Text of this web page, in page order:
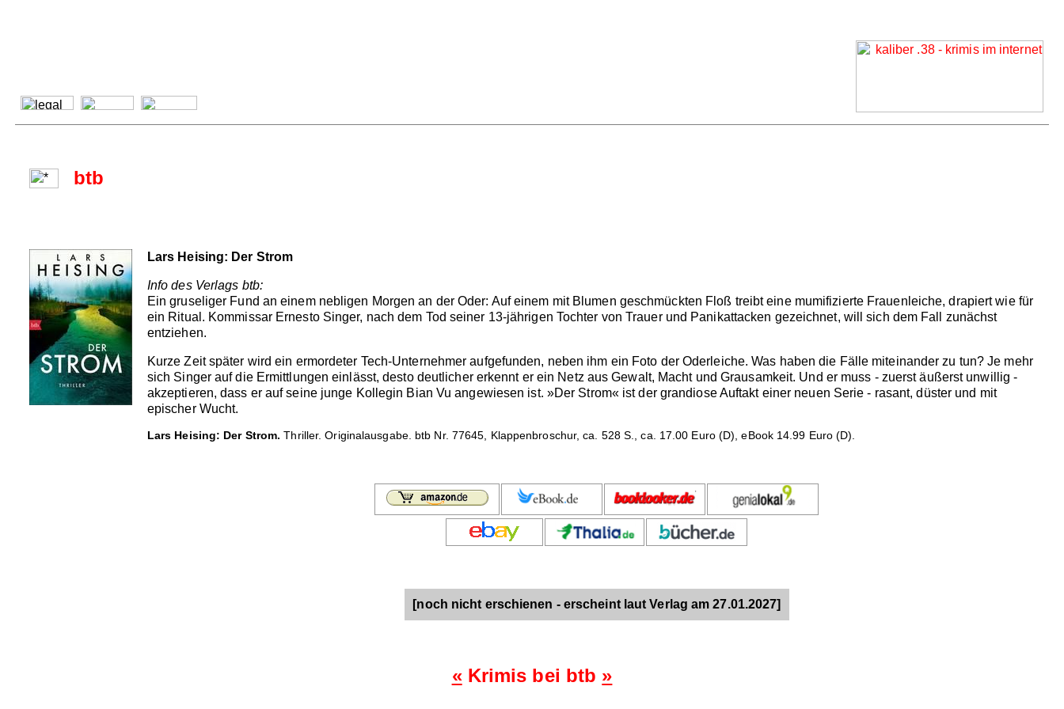
btb
Lars Heising: Der Strom
Info des Verlags btb:
Ein gruseliger Fund an einem nebligen Morgen an der Oder: Auf einem mit Blumen geschmückten Floß treibt eine mumifizierte Frauenleiche, drapiert wie für
ein Ritual. Kommissar Ernesto Singer, nach dem Tod seiner 13-jährigen Tochter von Trauer und Panikattacken gezeichnet, will sich dem Fall zunächst
entziehen.
Kurze Zeit später wird ein ermordeter Tech-Unternehmer aufgefunden, neben ihm ein Foto der Oderleiche. Was haben die Fälle miteinander zu tun? Je mehr
sich Singer auf die Ermittlungen einlässt, desto deutlicher erkennt er ein Netz aus Gewalt, Macht und Grausamkeit. Und er muss - zuerst äußerst unwillig -
akzeptieren, dass er auf seine junge Kollegin Bian Vu angewiesen ist. »Der Strom« ist der grandiose Auftakt einer neuen Serie - rasant, düster und mit
epischer Wucht.
Lars Heising: Der Strom. Thriller. Originalausgabe. btb Nr. 77645, Klappenbroschur, ca. 528 S., ca. 17.00 Euro (D), eBook 14.99 Euro (D).
[noch nicht erschienen - erscheint laut Verlag am 27.01.2027]
«Krimis bei btb »